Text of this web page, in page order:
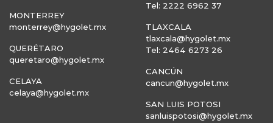
MONTERREY
monterrey@hygolet.mx
QUERÉTARO
queretaro@hygolet.mx
CELAYA
celaya@hygolet.mx
Tel: 2222 6962 37
TLAXCALA
tlaxcala@hygolet.mx
Tel: 2464 6273 26
CANCÚN
cancun@hygolet.mx
SAN LUIS POTOSI
sanluispotosi@hygolet.mx